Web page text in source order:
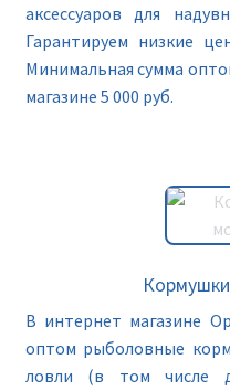
аксессуаров для
Гарантируем низкие
Минимальная сумма
магазине 5 000 руб.
В интернет магазине
оптом рыболовные
ловли (в том числе